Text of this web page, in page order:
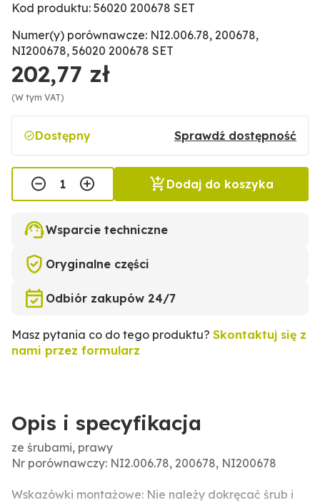
Kod produktu: 56020 200678 SET
Numer(y) porównawcze: NI2.006.78, 200678,
NI200678, 56020 200678 SET
202,77 zł
(W tym VAT)
Dostępny Sprawdź dostępność
Dodaj do koszyka
Wsparcie techniczne
Oryginalne części
Odbiór zakupów 24/7
Masz pytania co do tego produktu? Skontaktuj się z
nami przez formularz
Opis i specyfikacja
ze śrubami, prawy
Nr porównawczy: NI2.006.78, 200678, NI200678
Wskazówki montażowe: Nie należy dokręcać śrub i